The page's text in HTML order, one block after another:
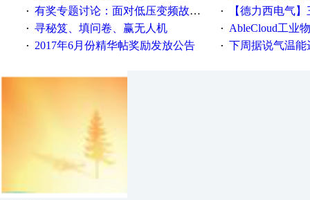
· 有奖专题讨论：面对低压变频故障，老手是这样解决的！ · 【德力西电气】三
· 寻秘笈、填问卷、赢无人机 · AbleCloud工业物联
· 2017年6月份精华帖奖励发放公告 · 下周据说气温能